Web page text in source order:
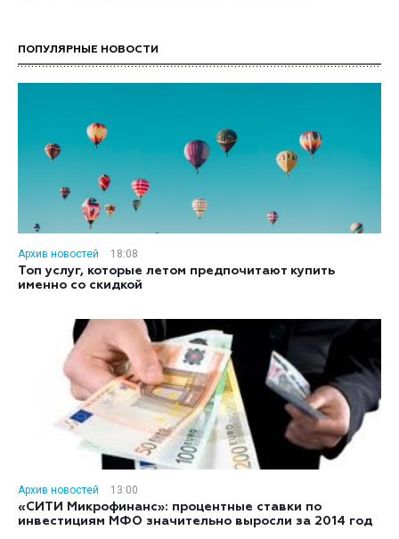
ПОПУЛЯРНЫЕ НОВОСТИ
Архив новостей
18:08
Топ услуг, которые летом предпочитают купить
именно со скидкой
Архив новостей
13:00
«СИТИ Микрофинанс»: процентные ставки по
инвестициям МФО значительно выросли за 2014 год